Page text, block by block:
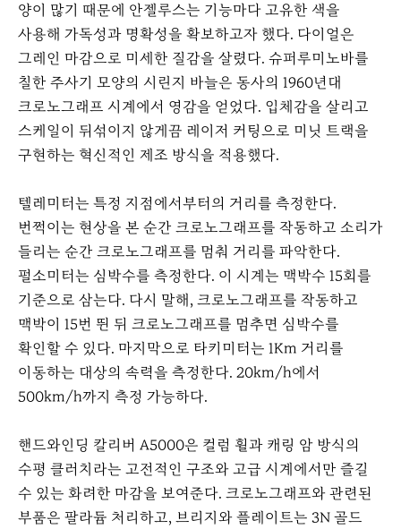
양이 많기 때문에 안젤루스는 기능마다 고유한 색을
사용해 가독성과 명확성을 확보하고자 했다. 다이얼은
그레인 마감으로 미세한 질감을 살렸다. 슈퍼루미노바를
칠한 주사기 모양의 시린지 바늘은 동사의 1960년대
크로노그래프 시계에서 영감을 얻었다. 입체감을 살리고
스케일이 뒤섞이지 않게끔 레이저 커팅으로 미닛 트랙을
구현하는 혁신적인 제조 방식을 적용했다.
텔레미터는 특정 지점에서부터의 거리를 측정한다.
번쩍이는 현상을 본 순간 크로노그래프를 작동하고 소리가
들리는 순간 크로노그래프를 멈춰 거리를 파악한다.
펄소미터는 심박수를 측정한다. 이 시계는 맥박수 15회를
기준으로 삼는다. 다시 말해, 크로노그래프를 작동하고
맥박이 15번 뛴 뒤 크로노그래프를 멈추면 심박수를
확인할 수 있다. 마지막으로 타키미터는 1Km 거리를
이동하는 대상의 속력을 측정한다. 20km/h에서
500km/h까지 측정 가능하다.
핸드와인딩 칼리버 A5000은 컬럼 휠과 캐링 암 방식의
수평 클러치라는 고전적인 구조와 고급 시계에서만 즐길
수 있는 화려한 마감을 보여준다. 크로노그래프와 관련된
부품은 팔라듐 처리하고, 브리지와 플레이트는 3N 골드